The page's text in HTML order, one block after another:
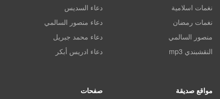
نغمات اسلامية
نغمات رمضان
منصور السالمي
النقشبندي mp3
دعاء السديس
دعاء منصور السالمي
دعاء محمد جبريل
دعاء ادريس أبكر
مواقع صديقة صفحات